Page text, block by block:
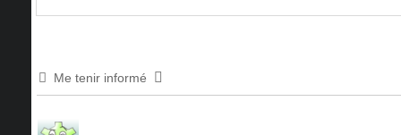
Me tenir informé